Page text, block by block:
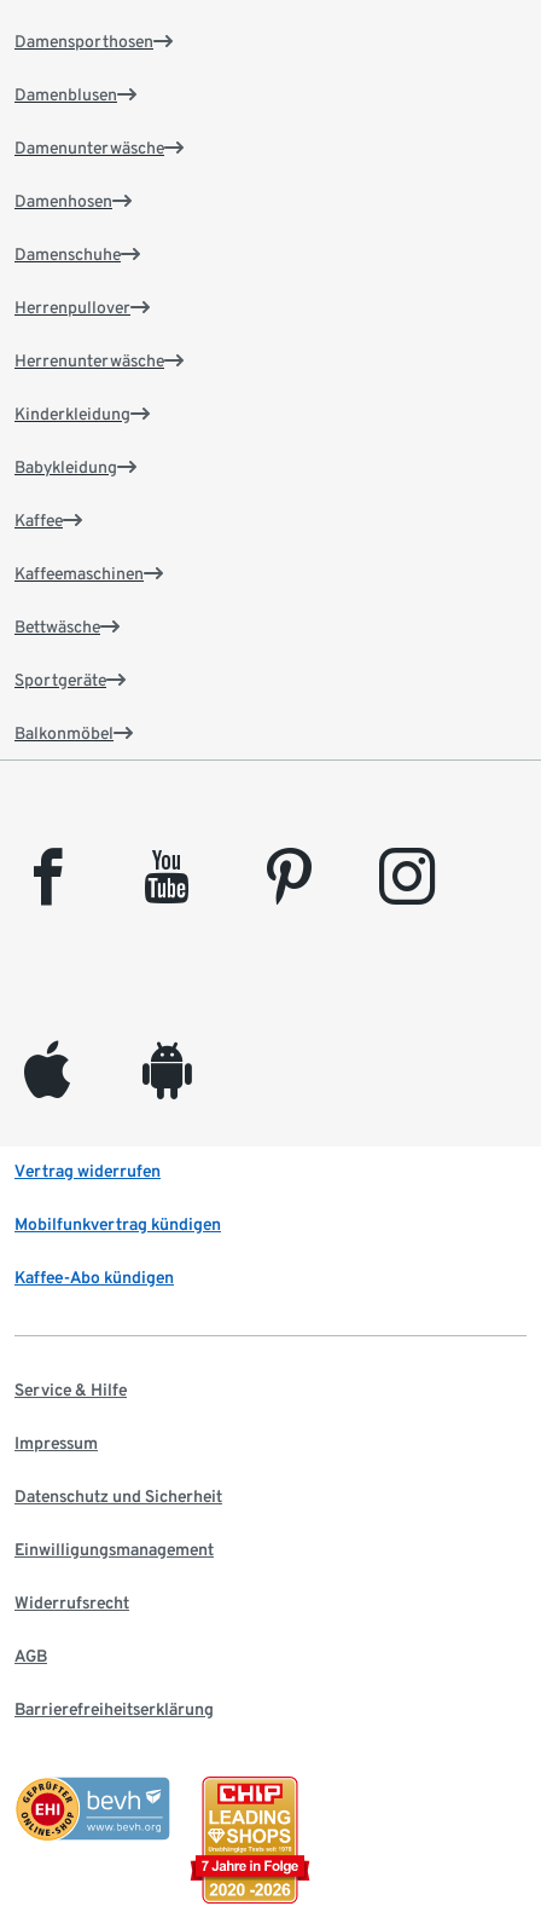
Damensporthosen
Damenblusen
Damenunterwäsche
Damenhosen
Damenschuhe
Herrenpullover
Herrenunterwäsche
Kinderkleidung
Babykleidung
Kaffee
Kaffeemaschinen
Bettwäsche
Sportgeräte
Balkonmöbel
facebook youtube pinterest instagram
appleinc android
Vertrag widerrufen
Mobilfunkvertrag kündigen
Kaffee-Abo kündigen
Service & Hilfe
Impressum
Datenschutz und Sicherheit
Einwilligungsmanagement
Widerrufsrecht
AGB
Barrierefreiheitserklärung